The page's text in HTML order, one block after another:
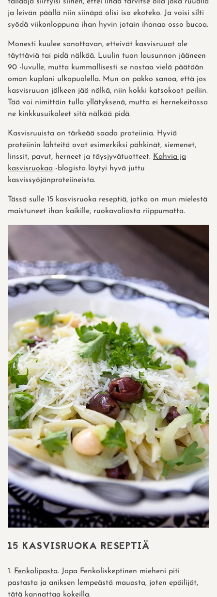
ja leivän päällä niin siinäpä olisi iso ekoteko. Ja voisi silti
syödä viikonloppuna ihan hyvin jotain ihanaa osso bucoa.
Monesti kuulee sanottavan, etteivät kasvisruuat ole
täyttäviä tai pidä nälkää. Luulin tuon lausunnon jääneen
90 -luvulle, mutta kummallisesti se nostaa vielä päätään
oman kuplani ulkopuolella. Mun on pakko sanoa, että jos
kasvisruuan jälkeen jää nälkä, niin kokki katsokoot peiliin.
Tää voi nimittäin tulla yllätyksenä, mutta ei hernekeitossa
ne kinkkusuikaleet sitä nälkää pidä.
Kasvisruuista on tärkeää saada proteiinia. Hyviä
proteiinin lähteitä ovat esimerkiksi pähkinät, siemenet,
linssit, pavut, herneet ja täysjyvätuotteet. Kahvia ja
kasvisruokaa -blogista löytyi hyvä juttu
kasvissyöjänproteiineista.
Tässä sulle 15 kasvisruoka reseptiä, jotka on mun mielestä
maistuneet ihan kaikille, ruokavaliosta riippumatta.
15 KASVISRUOKA RESEPTIÄ
1. Fenkolipasta. Jopa Fenkoliskeptinen mieheni piti
pastasta ja aniksen lempeästä mauasta, joten epäilijät,
tätä kannattaa kokeilla.